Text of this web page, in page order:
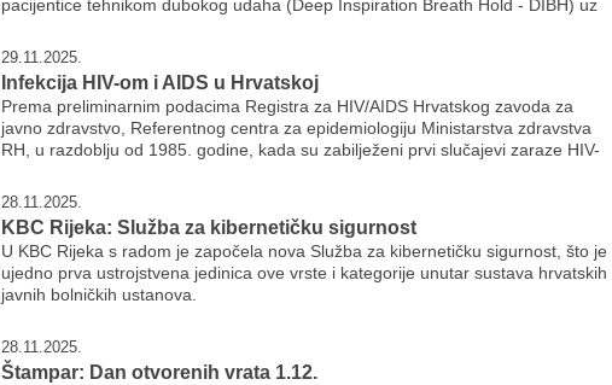
pacijentice tehnikom dubokog udaha (Deep Inspiration Breath Hold - DIBH) uz
29.11.2025.
Infekcija HIV-om i AIDS u Hrvatskoj
Prema preliminarnim podacima Registra za HIV/AIDS Hrvatskog zavoda za
javno zdravstvo, Referentnog centra za epidemiologiju Ministarstva zdravstva
RH, u razdoblju od 1985. godine, kada su zabilježeni prvi slučajevi zaraze HIV-
28.11.2025.
KBC Rijeka: Služba za kibernetičku sigurnost
U KBC Rijeka s radom je započela nova Služba za kibernetičku sigurnost, što je
ujedno prva ustrojstvena jedinica ove vrste i kategorije unutar sustava hrvatskih
javnih bolničkih ustanova.
28.11.2025.
Štampar: Dan otvorenih vrata 1.12.